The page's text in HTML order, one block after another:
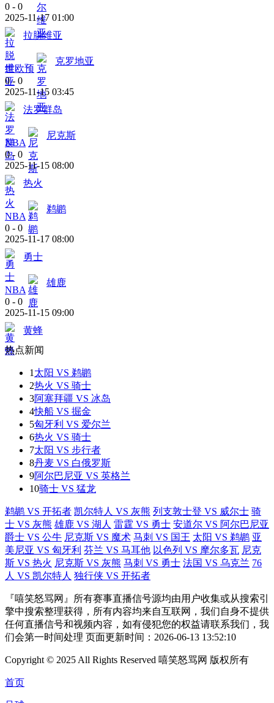
0 - 0
2025-11-17 01:00
拉脱维亚
世欧预
克罗地亚
0 - 0
2025-11-15 03:45
法罗群岛
NBA
尼克斯
0 - 0
2025-11-15 08:00
热火
NBA
鹈鹕
0 - 0
2025-11-17 08:00
勇士
NBA
雄鹿
0 - 0
2025-11-15 09:00
黄蜂
热点新闻
1 太阳 VS 鹈鹕
2热火 VS 骑士
3阿塞拜疆 VS 冰岛
4快船 VS 掘金
5匈牙利 VS 爱尔兰
6热火 VS 骑士
7太阳 VS 步行者
8丹麦 VS 白俄罗斯
9阿尔巴尼亚 VS 英格兰
10骑士 VS 猛龙
鹈鹕 VS 开拓者 凯尔特人 VS 灰熊 列支敦士登 VS 威尔士 骑
士 VS 灰熊 雄鹿 VS 湖人 雷霆 VS 勇士 安道尔 VS 阿尔巴尼亚
爵士 VS 公牛 尼克斯 VS 魔术 马刺 VS 国王 太阳 VS 鹈鹕 亚
美尼亚 VS 匈牙利 芬兰 VS 马耳他 以色列 VS 摩尔多瓦 尼克
斯 VS 热火 尼克斯 VS 灰熊 马刺 VS 勇士 法国 VS 乌克兰 76
人 VS 凯尔特人 独行侠 VS 开拓者
『嘻笑怒骂网』所有赛事直播信号源均由用户收集或从搜索引
擎中搜索整理获得，所有内容均来自互联网，我们自身不提供
任何直播信号和视频内容，如有侵犯您的权益请联系我们，我
们会第一时间处理 页面更新时间：2026-06-13 13:52:10
Copyright © 2025 All Rights Reserved 嘻笑怒骂网 版权所有
首页